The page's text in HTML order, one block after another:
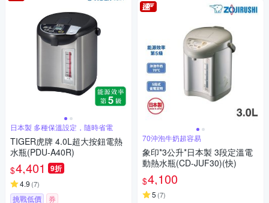
日本製 多種保溫設定，隨時省電
TIGER虎牌 4.0L超大按鈕電熱
水瓶(PDU-A40R)
$4,401 9折
4.9 (7)
挑戰低價 券
70沖泡牛奶超容易
象印*3公升*日本製 3段定溫電
動熱水瓶(CD-JUF30)(快)
$4,100
5 (7)